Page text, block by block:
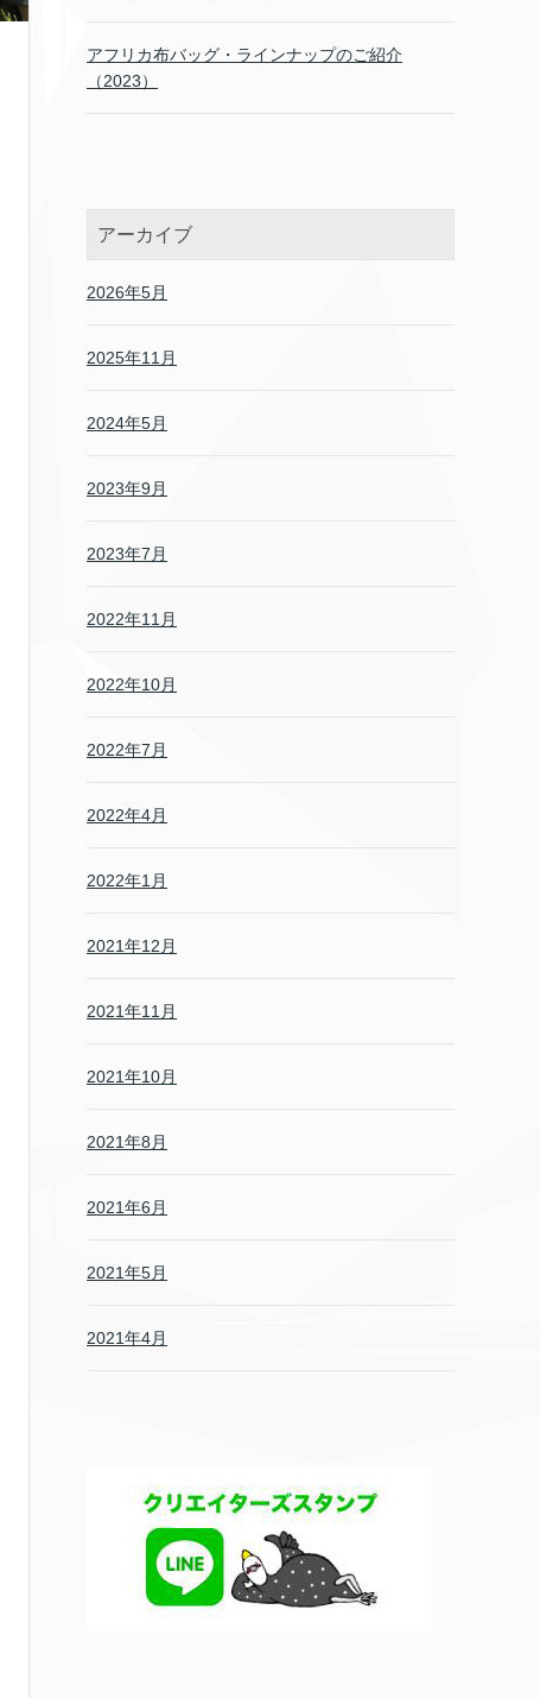
アフリカ布バッグ・ラインナップのご紹介
（2023）
アーカイブ
2026年5月
2025年11月
2024年5月
2023年9月
2023年7月
2022年11月
2022年10月
2022年7月
2022年4月
2022年1月
2021年12月
2021年11月
2021年10月
2021年8月
2021年6月
2021年5月
2021年4月